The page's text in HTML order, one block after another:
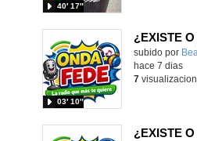
40′ 17″
¿EXISTE
Contenido
subido por
03′ 10″
hace 7 dias
7
¿EXISTE